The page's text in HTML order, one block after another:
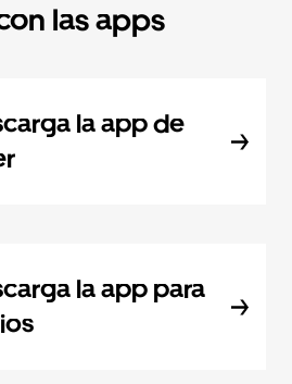
las apps
la app de
la app para